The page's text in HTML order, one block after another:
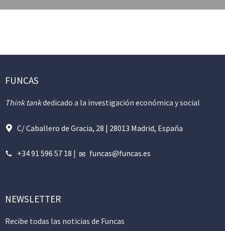
FUNCAS
Think tankdedicado a la investigación económica y social
C/ Caballero de Gracia, 28 | 28013 Madrid, España
+34 91 596 57 18 | funcas@funcas.es
NEWSLETTER
Recibe todas las noticias de Funcas